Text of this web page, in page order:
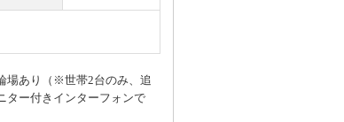
場あり（※世帯2台のみ、追
ー付きインターフォンで